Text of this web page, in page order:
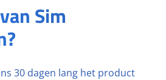
Sim
30 dagen lang het product